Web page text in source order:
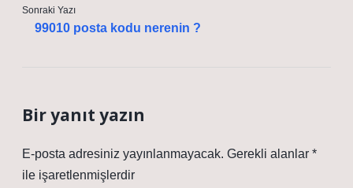
Sonraki Yazı
99010 posta kodu nerenin ?
Bir yanıt yazın
E-posta adresiniz yayınlanmayacak. Gerekli alanlar *
ile işaretlenmişlerdir